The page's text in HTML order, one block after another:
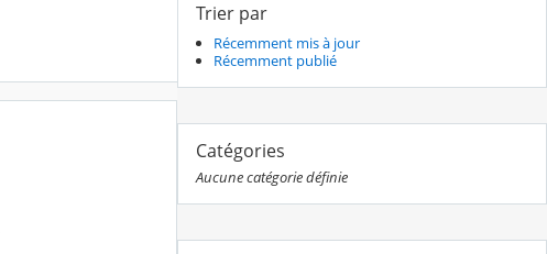
Trier par
Récemment mis à jour
Récemment publié
Catégories
Aucune catégorie définie